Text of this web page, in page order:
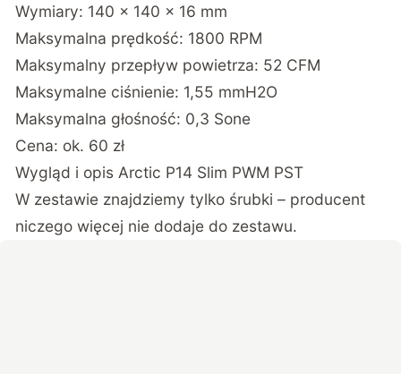
Wymiary: 140 x 140 x 16 mm
Maksymalna prędkość: 1800 RPM
Maksymalny przepływ powietrza: 52 CFM
Maksymalne ciśnienie: 1,55 mmH2O
Maksymalna głośność: 0,3 Sone
Cena: ok. 60 zł
Wygląd i opis Arctic P14 Slim PWM PST
W zestawie znajdziemy tylko śrubki – producent
niczego więcej nie dodaje do zestawu.